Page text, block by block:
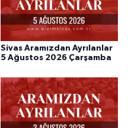
Sivas Aramızdan Ayrılanlar
5 Ağustos 2026 Çarşamba